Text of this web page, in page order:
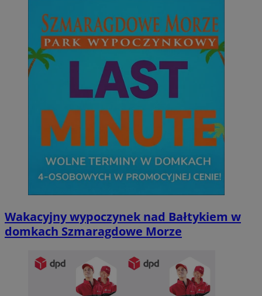
Wakacyjny wypoczynek nad Bałtykiem w
domkach Szmaragdowe Morze